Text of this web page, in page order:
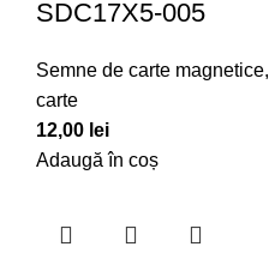
SDC17X5-005
Semne de carte magnetice,
carte
12,00 lei
Adaugă în coș